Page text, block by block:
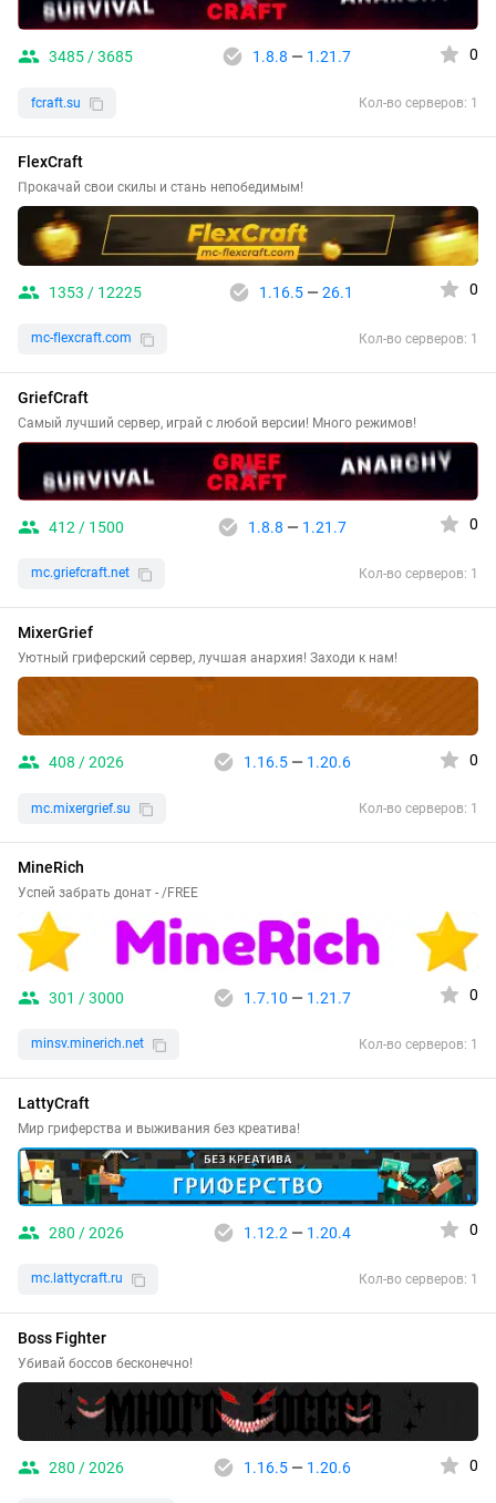
3485 / 3685 1.8.8 — 1.21.7 0
fcraft.su Кол-во серверов: 1
FlexCraft
Прокачай свои скилы и стань непобедимым!
1353 / 12225 1.16.5— 26.1 0
mc-flexcraft.com Кол-во серверов: 1
GriefCraft
Самый лучший сервер, играй с любой версии! Много режимов!
412 / 1500 1.8.8 — 1.21.7 0
mc.griefcraft.net Кол-во серверов: 1
MixerGrief
Уютный гриферский сервер, лучшая анархия! Заходи к нам!
408 / 2026 1.16.5— 1.20.6 0
mc.mixergrief.su Кол-во серверов: 1
MineRich
Успей забрать донат - /FREE
301 / 3000 1.7.10 — 1.21.7 0
minsv.minerich.net Кол-во серверов: 1
LattyCraft
Мир гриферства и выживания без креатива!
280 / 2026 1.12.2 — 1.20.4 0
mc.lattycraft.ru Кол-во серверов: 1
Boss Fighter
Убивай боссов бесконечно!
280 / 2026 1.16.5— 1.20.6 0